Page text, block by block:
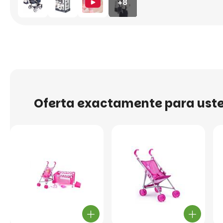
+8
Oferta exactamente para